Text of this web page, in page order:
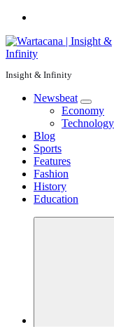
Insight & Infinity
Newsbeat
Economy
Technology
Blog
Sports
Features
Fashion
History
Education